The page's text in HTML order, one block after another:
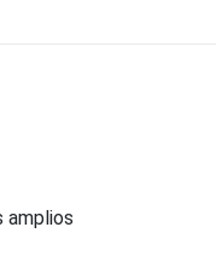
amplios